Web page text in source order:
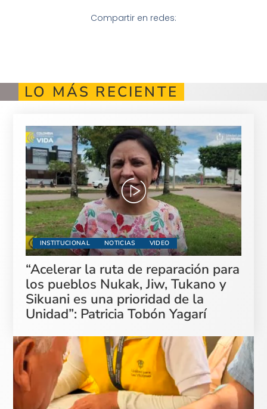
Compartir en redes:
LO MÁS RECIENTE
INSTITUCIONAL NOTICIAS VIDEO
“Acelerar la ruta de reparación para
los pueblos Nukak, Jiw, Tukano y
Sikuani es una prioridad de la
Unidad”: Patricia Tobón Yagarí